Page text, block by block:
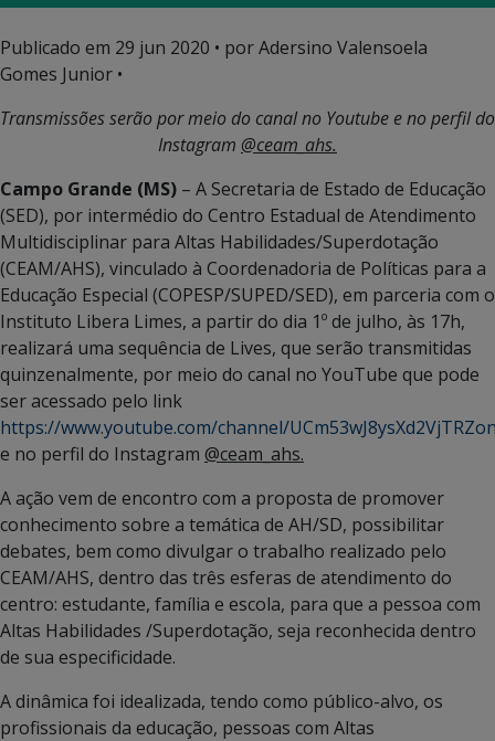
Publicado em 29 jun 2020 • por Adersino Valensoela
Gomes Junior •
Transmissões serão por meio do canal no Youtube e no perfil do
Instagram @ceam_ahs.
Campo Grande (MS) – A Secretaria de Estado de Educação
(SED), por intermédio do Centro Estadual de Atendimento
Multidisciplinar para Altas Habilidades/Superdotação
(CEAM/AHS), vinculado à Coordenadoria de Políticas para a
Educação Especial (COPESP/SUPED/SED), em parceria com o
Instituto Libera Limes, a partir do dia 1º de julho, às 17h,
realizará uma sequência de Lives, que serão transmitidas
quinzenalmente, por meio do canal no YouTube que pode
ser acessado pelo link
https://www.youtube.com/channel/
e no perfil do Instagram @ceam_ahs.
A ação vem de encontro com a proposta de promover
conhecimento sobre a temática de AH/SD, possibilitar
debates, bem como divulgar o trabalho realizado pelo
CEAM/AHS, dentro das três esferas de atendimento do
centro: estudante, família e escola, para que a pessoa com
Altas Habilidades /Superdotação, seja reconhecida dentro
de sua especificidade.
A dinâmica foi idealizada, tendo como público-alvo, os
profissionais da educação, pessoas com Altas